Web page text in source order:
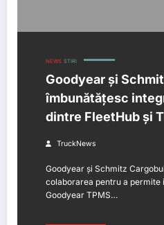
NEWS STIRI
Goodyear și
îmbunătățesc
dintre FleetHub și
TruckNews
Goodyear și Schmitz
colaborarea pentru a permite
Goodyear TPMS…